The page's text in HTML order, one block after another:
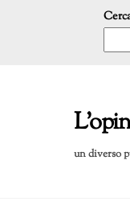
un diverso